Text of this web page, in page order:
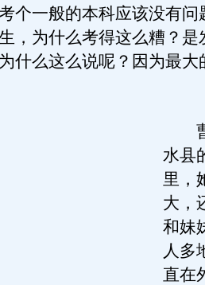
个一般的本科应该没有问
，为什么考得这么糟？是
什么这么说呢？因为最大
曹
水县
里，
大，
和妹
人多
直在